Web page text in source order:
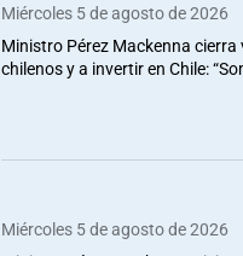
Miércoles 5 de agosto de 2026
Ministro Pérez Mackenna
chilenos y a invertir en Chile:
Miércoles 5 de agosto de 2026